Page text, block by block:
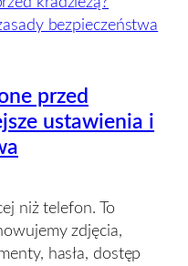
przed
ustawienia i
niż telefon. To
zdjęcia,
hasła, dostęp